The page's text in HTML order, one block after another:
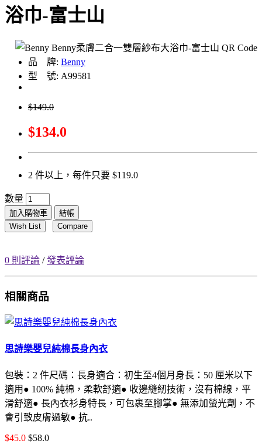
浴巾-富士山
品 牌: Benny
型 號: A99581
$149.0
$134.0
2 件以上，每件只要 $119.0
數量
加入購物車
結帳
Wish List
Compare
0 則評論 /發表評論
相關商品
思詩樂嬰兒純棉長身內衣
包裝：2 件尺碼：長身適合：初生至4個月身長：50 厘米以下
適用● 100% 純棉，柔軟舒適● 收邊縫紉技術，沒有棉線，平
滑舒適● 長內衣衫身特長，可包裹至腳掌● 無添加螢光劑，不
會引致皮膚過敏● 抗..
$45.0 $58.0